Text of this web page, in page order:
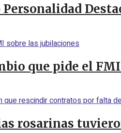
que pide el
rosarinas